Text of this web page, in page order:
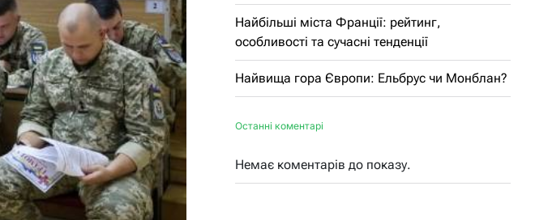
Найбільші міста Франції: рейтинг,
особливості та сучасні тенденції
Найвища гора Європи: Ельбрус чи Монблан?
Останні коментарі
Немає коментарів до показу.